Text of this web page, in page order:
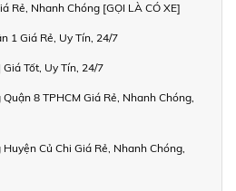
Rẻ, Nhanh Chóng [GỌI LÀ CÓ XE]
1 Giá Rẻ, Uy Tín, 24/7
Tốt, Uy Tín, 24/7
8 TPHCM Giá Rẻ, Nhanh Chóng,
Củ Chi Giá Rẻ, Nhanh Chóng,